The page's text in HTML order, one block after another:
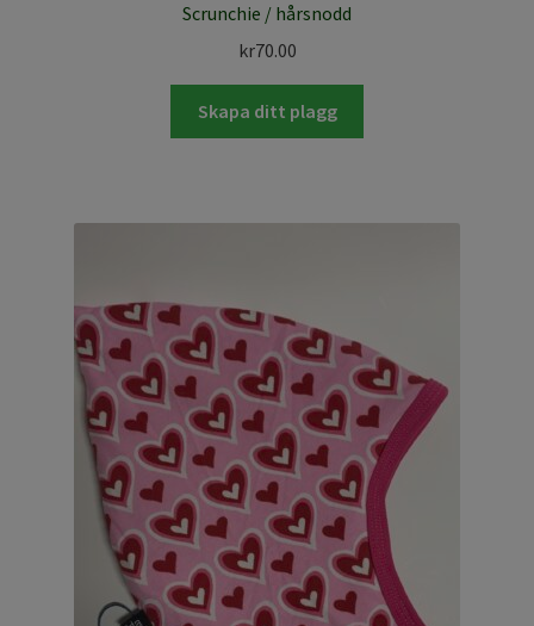
Scrunchie / hårsnodd
kr70.00
Skapa ditt plagg